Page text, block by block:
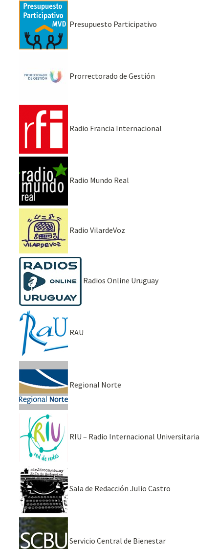
Presupuesto Participativo
Prorrectorado de Gestión
Radio Francia Internacional
Radio Mundo Real
Radio VilardeVoz
Radios Online Uruguay
RAU
Regional Norte
RIU – Radio Internacional Universitaria
Sala de Redacción Julio Castro
Servicio Central de Bienestar